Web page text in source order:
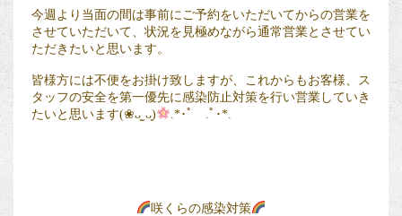
今週より当面の間は事前にご予約をいただいてからの営業を
させていただいて、状況を見極めながら通常営業とさせてい
ただきたいと思います。
皆様方には不便をお掛け致しますが、これからもお客様、ス
タッフの安全を第一優先に感染防止対策を行い営業していき
たいと思います(❀ᴗ͈ˬᴗ͈)
.*･ﾟ .ﾟ･*.
咲くらの感染対策